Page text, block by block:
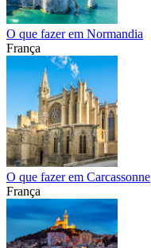
O que fazer em Normandia
França
O que fazer em Carcassonne
França